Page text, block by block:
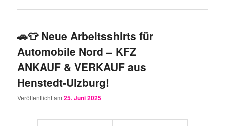
🚗👕 Neue Arbeitsshirts für
Automobile Nord – KFZ
ANKAUF & VERKAUF aus
Henstedt-Ulzburg!
Veröffentlicht am25. Juni 2025